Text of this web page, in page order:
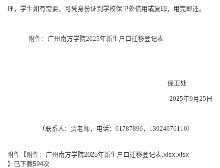
理，学生如有需要，可凭身份证到学校保卫处借用或复印，用完即还。
附件：广州南方学院2025年新生户口迁移登记表
保卫处
2025年9月25日
（联系人：贾老师，电话：61787896，13924076110）
附件【 附件：广州南方学院2025年新生户口迁移登记表.xlsx.xlsx
】已下载594次